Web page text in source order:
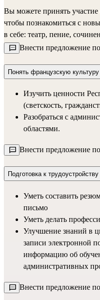
Вы можете принять участие
чтобы познакомиться с
в себе: театр, пение,
Внести предложение
Понять французскую
Изучить ценности
(светскость,
Разобраться с
областями.
Внести предложение
Подготовка к трудоустройству
Уметь составить
письмо
Уметь делать
Улучшение знаний в
записи электронной
информацию об
административных
Внести предложение